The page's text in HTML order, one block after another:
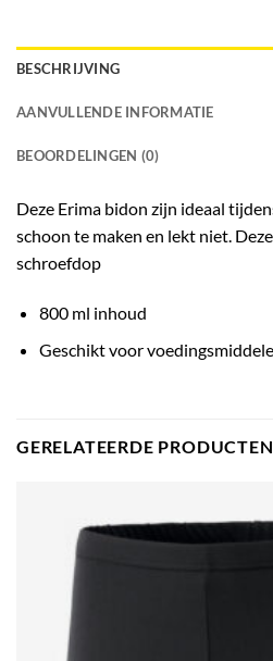
BESCHRIJVING
AANVULLENDE INFORMATIE
BEOORDELINGEN (0)
Deze Erima bidon zijn ideaal
schoon te maken en lekt niet.
schroefdop
800 ml inhoud
Geschikt voor
GERELATEERDE PRODUCTEN